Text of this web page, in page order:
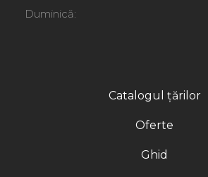
Catalogul țărilor
Oferte
Ghid
Duminică: